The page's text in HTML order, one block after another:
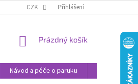
OBCHODNÍ PODMÍNKY PODMÍNKY
CZK Přihlášení
NÁKUPNÍ
Prázdný košík
Návod a péče o paruku
Příspěvek